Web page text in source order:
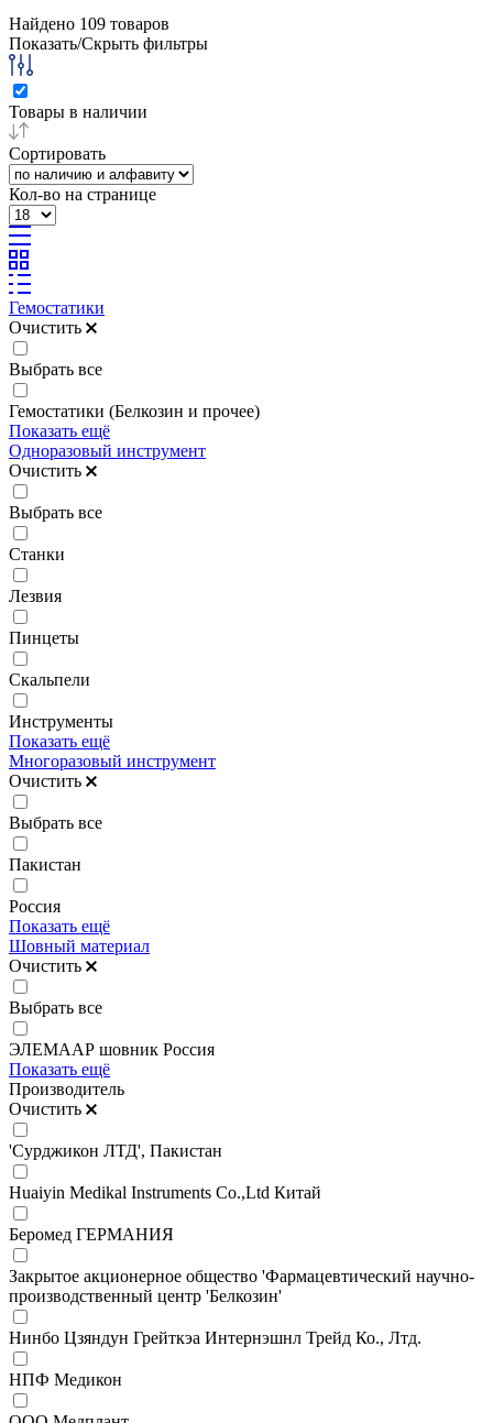
Найдено 109 товаров
Показать/Скрыть фильтры
Товары в наличии
Сортировать
Кол-во на странице
Гемостатики
Очистить
Выбрать все
Гемостатики (Белкозин и прочее)
Показать ещё
Одноразовый инструмент
Очистить
Выбрать все
Станки
Лезвия
Пинцеты
Скальпели
Инструменты
Показать ещё
Многоразовый инструмент
Очистить
Выбрать все
Пакистан
Россия
Показать ещё
Шовный материал
Очистить
Выбрать все
ЭЛЕМААР шовник Россия
Показать ещё
Производитель
Очистить
'Сурджикон ЛТД', Пакистан
Huaiyin Medikal Instruments Co.,Ltd Китай
Беромед ГЕРМАНИЯ
Закрытое акционерное общество 'Фармацевтический научно-
производственный центр 'Белкозин'
Нинбо Цзяндун Грейткэа Интернэшнл Трейд Ко., Лтд.
НПФ Медикон